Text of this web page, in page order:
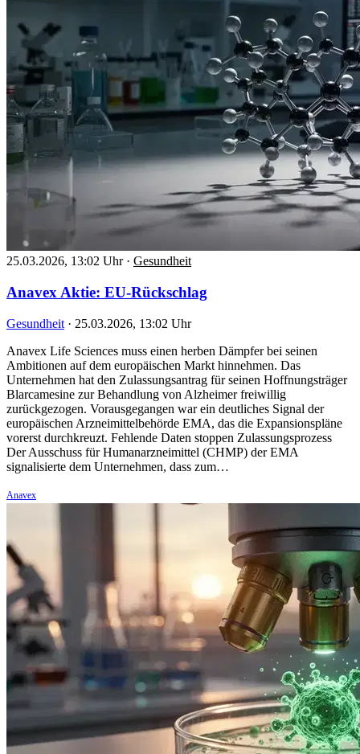
25.03.2026, 13:02 Uhr · Gesundheit
Anavex Aktie: EU-Rückschlag
Gesundheit · 25.03.2026, 13:02 Uhr
Anavex Life Sciences muss einen herben Dämpfer bei seinen
Ambitionen auf dem europäischen Markt hinnehmen. Das
Unternehmen hat den Zulassungsantrag für seinen Hoffnungsträger
Blarcamesine zur Behandlung von Alzheimer freiwillig
zurückgezogen. Vorausgegangen war ein deutliches Signal der
europäischen Arzneimittelbehörde EMA, das die Expansionspläne
vorerst durchkreuzt. Fehlende Daten stoppen Zulassungsprozess
Der Ausschuss für Humanarzneimittel (CHMP) der EMA
signalisierte dem Unternehmen, dass zum…
Anavex